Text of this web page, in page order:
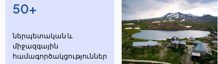
50+
ներպետական և
միջազգային
համագործակցություններ